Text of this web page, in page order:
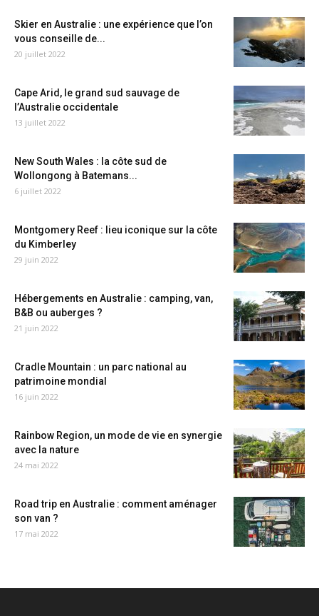
Skier en Australie : une expérience que l’on
vous conseille de...
20 juillet 2022
Cape Arid, le grand sud sauvage de
l’Australie occidentale
13 juillet 2022
New South Wales : la côte sud de
Wollongong à Batemans...
6 juillet 2022
Montgomery Reef : lieu iconique sur la côte
du Kimberley
29 juin 2022
Hébergements en Australie : camping, van,
B&B ou auberges ?
21 juin 2022
Cradle Mountain : un parc national au
patrimoine mondial
16 juin 2022
Rainbow Region, un mode de vie en synergie
avec la nature
24 mai 2022
Road trip en Australie : comment aménager
son van ?
17 mai 2022